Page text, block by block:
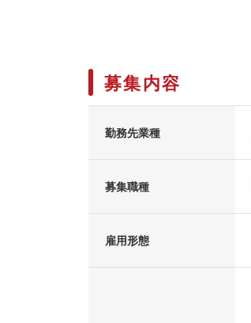
募集内容
勤務先業種
募集職種
雇用形態